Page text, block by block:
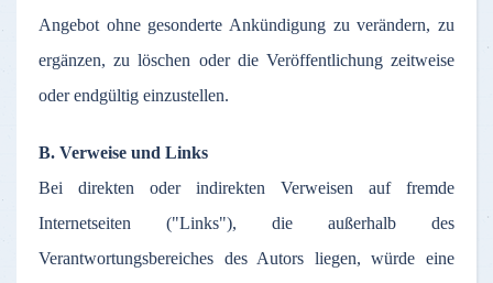
Angebot ohne gesonderte Ankündigung zu verändern,zu
ergänzen,zu löschen oderdie Veröffentlichung zeitweise
oder endgültig einzustellen.
B. Verweise und Links
Bei
direkten oder indirekten Verweisen auf
fremde
Internetseiten ("Links"), die außerhalb des
Verantwortungsbereiches des Autors liegen,würde eine